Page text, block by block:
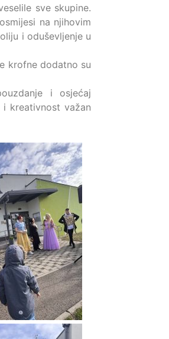
sve skupine.
na njihovim
i oduševljenje u
krofne dodatno su
i osjećaj
kreativnost važan